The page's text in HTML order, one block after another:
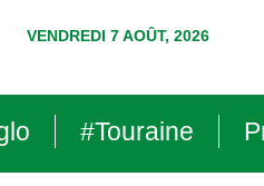
VENDREDI 7 AOÛT, 2026
#Touraine